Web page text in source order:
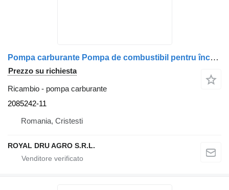
Pompa carburante Pompa de combustibil pentru încălzitor de apă Scania 2085242 12V 2085242-11 per camion Webasto DP42
Prezzo su richiesta
Ricambio - pompa carburante
2085242-11
Romania, Cristesti
ROYAL DRU AGRO S.R.L.